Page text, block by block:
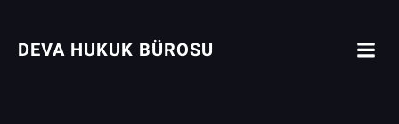
DEVA HUKUK BÜROSU